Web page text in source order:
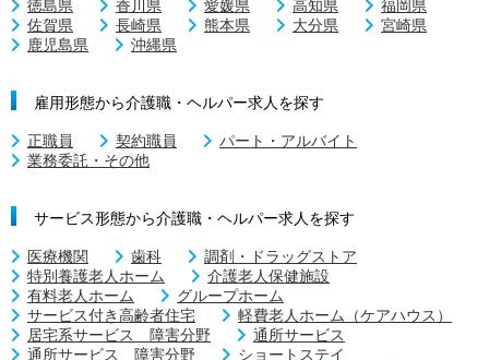
徳島県
香川県 愛媛県 高知県
福岡県
佐賀県
長崎県 熊本県 大分県
宮崎県
鹿児島県
沖縄県
雇用形態から介護職・ヘルパー求人を探す
正職員 契約職員
パート・アルバイト
業務委託・その他
サービス形態から介護職・ヘルパー求人を探す
医療機関 歯科
調剤・ドラッグストア
特別養護老人ホーム
介護老人保健施設
有料老人ホーム
グループホーム
サービス付き高齢者住宅
軽費老人ホーム（ケアハウス）
居宅系サービス 障害分野
通所サービス
通所サービス 障害分野
ショートステイ